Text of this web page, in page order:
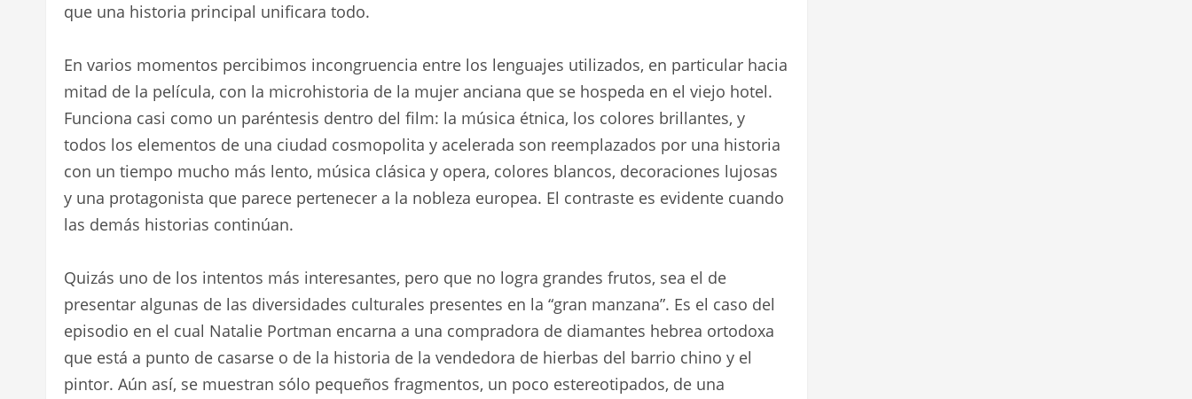
que una historia principal unificara todo.
En varios momentos percibimos incongruencia entre los lenguajes utilizados, en particular hacia
mitad de la película, con la microhistoria de la mujer anciana que se hospeda en el viejo hotel.
Funciona casi como un paréntesis dentro del film: la música étnica, los colores brillantes, y
todos los elementos de una ciudad cosmopolita y acelerada son reemplazados por una historia
con un tiempo mucho más lento, música clásica y opera, colores blancos, decoraciones lujosas
y una protagonista que parece pertenecer a la nobleza europea. El contraste es evidente cuando
las demás historias continúan.
Quizás uno de los intentos más interesantes, pero que no logra grandes frutos, sea el de
presentar algunas de las diversidades culturales presentes en la “gran manzana”. Es el caso del
episodio en el cual Natalie Portman encarna a una compradora de diamantes hebrea ortodoxa
que está a punto de casarse o de la historia de la vendedora de hierbas del barrio chino y el
pintor. Aún así, se muestran sólo pequeños fragmentos, un poco estereotipados, de una